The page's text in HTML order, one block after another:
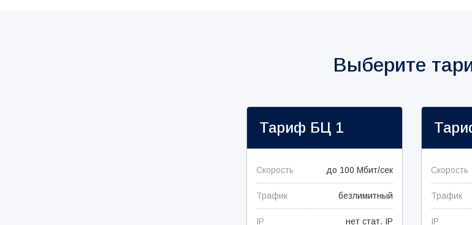
Выберите
Тариф БЦ 1
Скорость до 100 Мбит/сек
Трафик безлимитный
IP нет стат. IP
Скорость
Трафик
IP